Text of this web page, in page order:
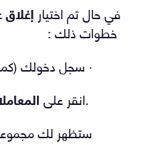
في حال تم اختيار إغلاق
خطوات ذلك :
· سجل دخولك
انقر على.
ستظهر لك